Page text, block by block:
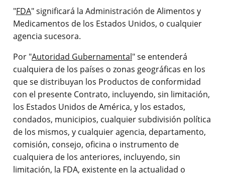
"FDA" significará la Administración de Alimentos y
Medicamentos de los Estados Unidos, o cualquier
agencia sucesora.
Por "Autoridad Gubernamental" se entenderá
cualquiera de los países o zonas geográficas en los
que se distribuyan los Productos de conformidad
con el presente Contrato, incluyendo, sin limitación,
los Estados Unidos de América, y los estados,
condados, municipios, cualquier subdivisión política
de los mismos, y cualquier agencia, departamento,
comisión, consejo, oficina o instrumento de
cualquiera de los anteriores, incluyendo, sin
limitación, la FDA, existente en la actualidad o